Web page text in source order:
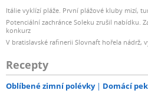
Itálie vyklízí pláže. První plážové kluby mizí,
Potenciální zachránce Soleku zrušil nabídku.
konkurz
V bratislavské rafinerii Slovnaft hořela nádrž,
Recepty
Oblíbené zimní polévky Domácí